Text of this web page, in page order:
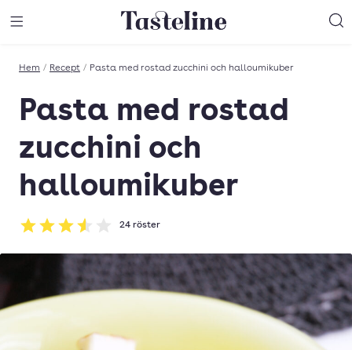
Till Tastelines startsida
Hem / Recept / Pasta med rostad zucchini och halloumikuber
Pasta med rostad
zucchini och
halloumikuber
Betyg: 3.54 av 5
24 röster